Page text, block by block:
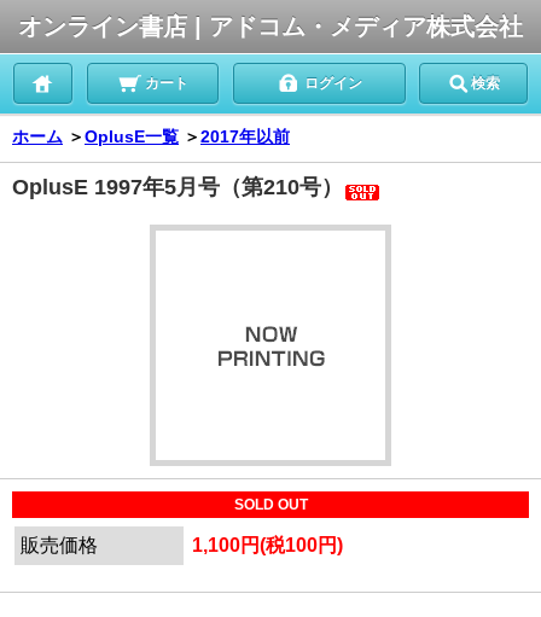
オンライン書店 | アドコム・メディア株式会社
カート ログイン 検索
ホーム ＞OplusE一覧 ＞2017年以前
OplusE 1997年5月号（第210号）
SOLD OUT
販売価格 1,100円(税100円)